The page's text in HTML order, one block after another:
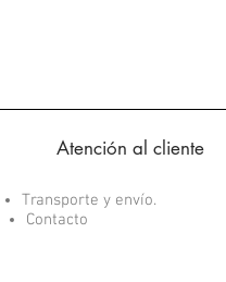
Atención al cliente
Transporte y envío.
Contacto